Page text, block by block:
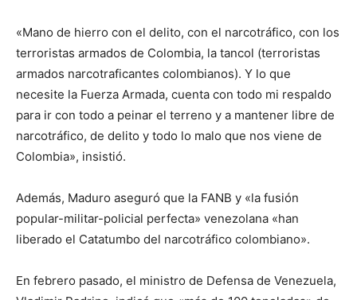
«Mano de hierro con el delito, con el narcotráfico, con los
terroristas armados de Colombia, la tancol (terroristas
armados narcotraficantes colombianos). Y lo que
necesite la Fuerza Armada, cuenta con todo mi respaldo
para ir con todo a peinar el terreno y a mantener libre de
narcotráfico, de delito y todo lo malo que nos viene de
Colombia», insistió.
Además, Maduro aseguró que la FANB y «la fusión
popular-militar-policial perfecta» venezolana «han
liberado el Catatumbo del narcotráfico colombiano».
En febrero pasado, el ministro de Defensa de Venezuela,